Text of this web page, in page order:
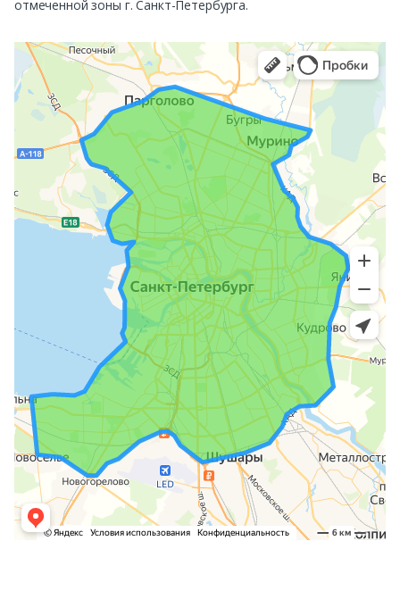
отмеченной зоны г. Санкт-Петербурга.